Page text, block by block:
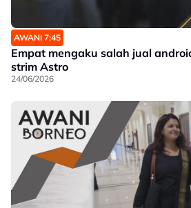
AWANI 7:45
Empat mengaku salah jual
strim Astro
24/06/2026